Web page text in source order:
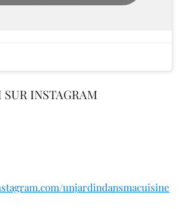
INSTAGRAM
unjardindansmacuisine